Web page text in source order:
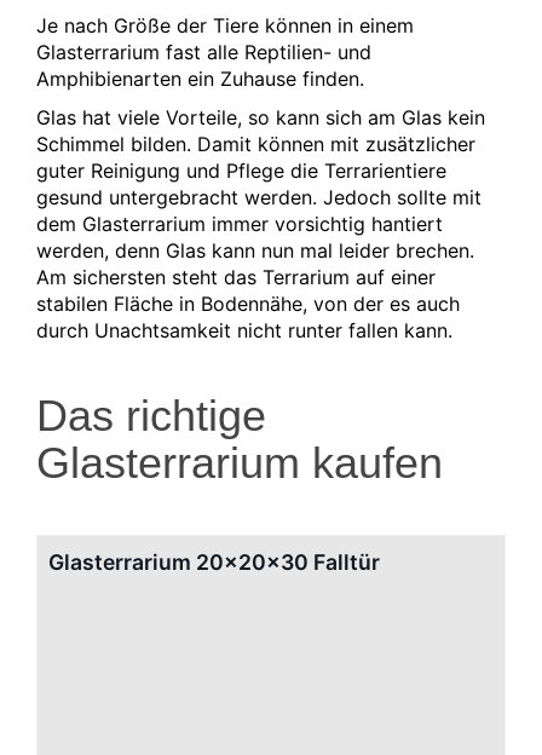
Je nach Größe der Tiere können in einem
Glasterrarium fast alle Reptilien- und
Amphibienarten ein Zuhause finden.
Glas hat viele Vorteile, so kann sich am Glas kein
Schimmel bilden. Damit können mit zusätzlicher
guter Reinigung und Pflege die Terrarientiere
gesund untergebracht werden. Jedoch sollte mit
dem Glasterrarium immer vorsichtig hantiert
werden, denn Glas kann nun mal leider brechen.
Am sichersten steht das Terrarium auf einer
stabilen Fläche in Bodennähe, von der es auch
durch Unachtsamkeit nicht runter fallen kann.
Das richtige
Glasterrarium kaufen
Glasterrarium 20x20x30 Falltür